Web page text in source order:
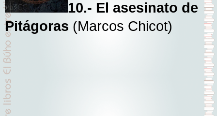
10.- El asesinato de
Pitágoras (Marcos Chicot)